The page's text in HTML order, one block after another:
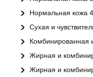
Нормальная кожа
Сухая и
Комбинированная
Жирная и
Жирная и